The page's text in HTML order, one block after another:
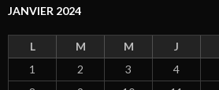
JANVIER 2024
L M M J
1
2 3 4